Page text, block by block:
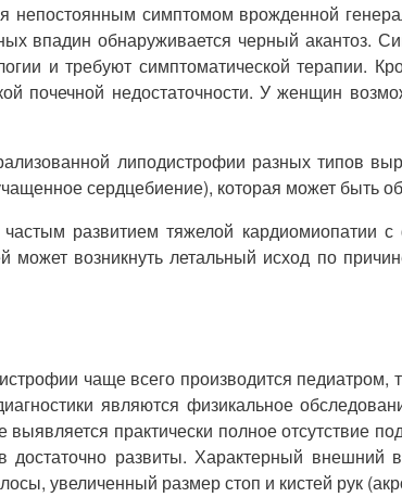
непостоянным симптомом врожденной
впадин обнаруживается черный акантоз.
и требуют симптоматической
почечной недостаточности. У женщин
липодистрофии разных типов
сердцебиение), которая может быть
развитием тяжелой кардиомиопатии
возникнуть летальный исход по
чаще всего производится
являются физикальное
практически полное отсутствие
развиты. Характерный внешний
увеличенный размер стоп и кистей рук